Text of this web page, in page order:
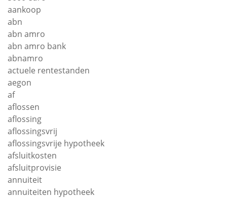
aankoop
abn
abn amro
abn amro bank
abnamro
actuele rentestanden
aegon
af
aflossen
aflossing
aflossingsvrij
aflossingsvrije hypotheek
afsluitkosten
afsluitprovisie
annuiteit
annuiteiten hypotheek